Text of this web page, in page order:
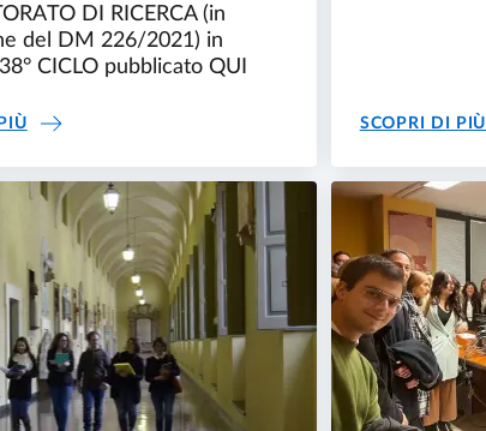
DI RICERCA (in
del DM 226/2021) in
CICLO pubblicato QUI
REGOLAMENTO A PARTIRE DAL CICLO 38SCOPRI DI PIÙ